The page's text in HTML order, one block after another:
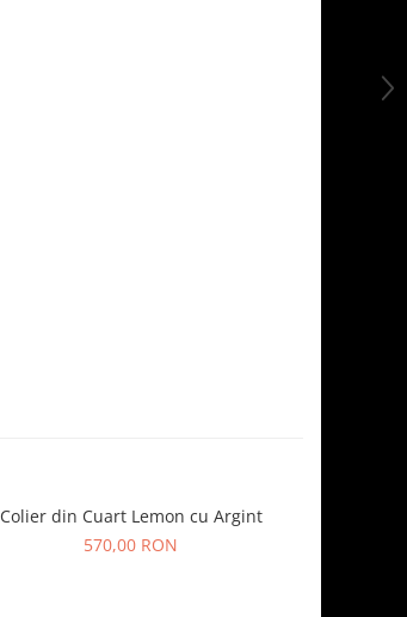
Colier din Cuart Lemon cu Argint
570,00 RON